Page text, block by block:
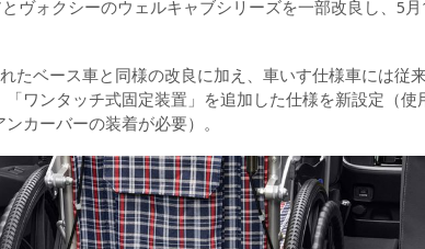
ヴォクシーのウェルキャブシリーズを一部改良し、5月
たベース車と同様の改良に加え、車いす仕様車には従
「ワンタッチ式固定装置」を追加した仕様を新設定（使
カーバーの装着が必要）。